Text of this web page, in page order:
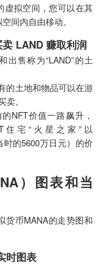
虚拟空间，您可以在其
间内自由移动。
LAND 赚取利润
出售称为“LAND”的土
的土地和物品可以在游
。
NFT价值一路飙升，
住宅“火星之家”以
的5600万日元）的价
）图表和当
货币MANA的走势图和
时图表